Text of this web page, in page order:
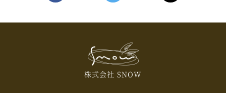
株式会社 SNOW